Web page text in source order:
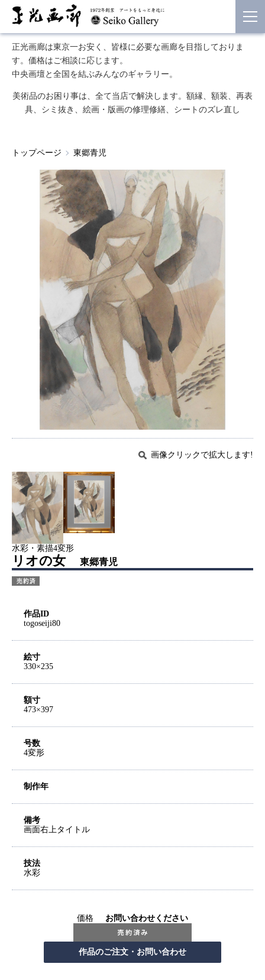
正光画廊は東京一お安く、皆様に必要な画廊を目指しておりま
す。価格はご相談に応じます。
中央画壇と全国を結ぶみんなのギャラリー。
美術品のお困り事は、全て当店で解決します。額縁、額装、再表
具、シミ抜き、絵画・版画の修理修繕、シートのズレ直し
トップページ 東郷青児
画像クリックで拡大します!
水彩・素描4変形
リオの女 東郷青児
作品ID
togoseiji80
絵寸
330×235
額寸
473×397
号数
4変形
制作年
備考
画面右上タイトル
技法
水彩
価格 お問い合わせください